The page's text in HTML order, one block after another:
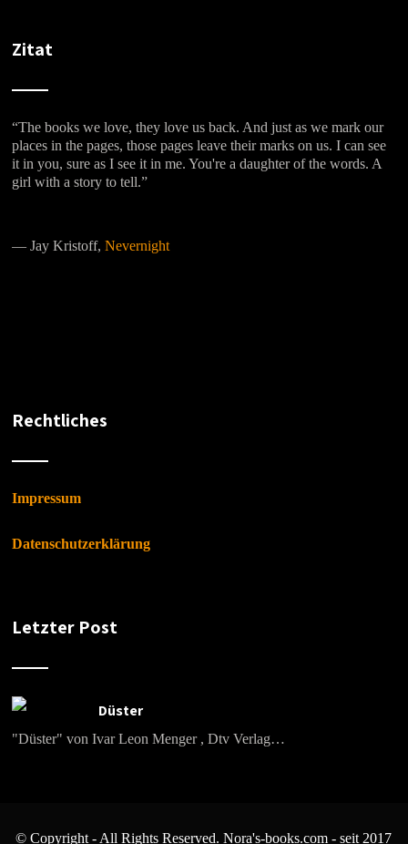
Zitat
“The books we love, they love us back. And just as we mark our
places in the pages, those pages leave their marks on us. I can see
it in you, sure as I see it in me. You're a daughter of the words. A
girl with a story to tell.”
―Jay Kristoff,Nevernight
Rechtliches
Impressum
Datenschutzerklärung
Letzter Post
Düster
"Düster" von Ivar Leon Menger , Dtv Verlag…
© Copyright - All Rights Reserved. Nora's-books.com - seit 2017